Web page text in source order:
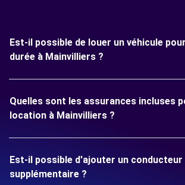
Est-il possible de louer un véhicule
durée à Mainvilliers ?
Quelles sont les assurances incluses
location à Mainvilliers ?
Est-il possible d'ajouter un conducteur
supplémentaire ?